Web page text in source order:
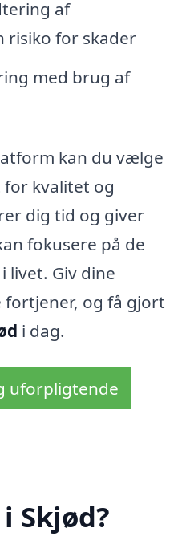
af
risiko for skader
med brug af
kan du vælge
kvalitet og
dig tid og giver
fokusere på de
livet. Giv dine
fortjener, og få gjort
i dag.
uforpligtende
Skjød?